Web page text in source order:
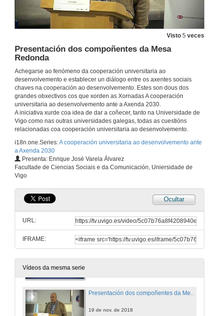
Visto 5 veces
Presentación dos compoñentes da Mesa
Redonda
Achegarse ao fenómeno da cooperación universitaria ao
desenvolvemento e establecer un diálogo entre os axentes sociais
chaves na cooperación ao desenvolvemento. Estes son dous dos
grandes obxectivos cos que xorden as Xornadas A cooperación
universitaria ao desenvolvemento ante a Axenda 2030.
A iniciativa xurde coa idea de dar a coñecer, tanto na Universidade de
Vigo como nas outras universidades galegas, todas as cuestións
relacionadas coa cooperación universitaria ao desenvolvemento.
i18n.one.Series:A cooperación universitaria ao desenvolvemento ante
a Axenda 2030
Presenta: Enrique José Varela Álvarez
Facultade de Ciencias Sociais e da Comunicación, Uniersidade de
Vigo
Ocultar
URL:
IFRAME:
Vídeos da mesma serie
19 de nov. de 2018
19 de nov. de 2018
A Unión Europea como financiador
A AECID e a cooperación universitaria
19 de nov. de 2018
Rolda de preguntas. Que instrumentos poñen as administracións públicas á disposición da CUD? Unha simbiose institucional necesaria
Presentación dos compoñentes da Mesa Redonda
19 de nov. de 2018